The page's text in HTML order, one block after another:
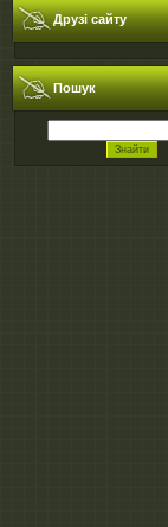
Друзі сайту
Пошук